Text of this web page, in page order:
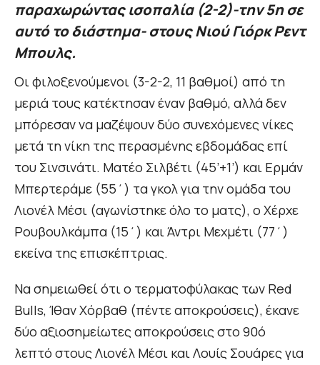
παραχωρώντας ισοπαλία (2-2)-την 5η σε
αυτό το διάστημα- στους Νιού Γιόρκ Ρεντ
Μπουλς.
Οι φιλοξενούμενοι (3-2-2, 11 βαθμοί) από τη
μεριά τους κατέκτησαν έναν βαθμό, αλλά δεν
μπόρεσαν να μαζέψουν δύο συνεχόμενες νίκες
μετά τη νίκη της περασμένης εβδομάδας επί
του Σινσινάτι. Ματέο Σιλβέτι (45’+1’) και Ερμάν
Μπερτεράμε (55΄) τα γκολ για την ομάδα του
Λιονέλ Μέσι (αγωνίστηκε όλο το ματς), ο Χέρχε
Ρουβουλκάμπα (15΄) και Άντρι Μεχμέτι (77΄)
εκείνα της επισκέπτριας.
Να σημειωθεί ότι ο τερματοφύλακας των Red
Bulls, Ίθαν Χόρβαθ (πέντε αποκρούσεις), έκανε
δύο αξιοσημείωτες αποκρούσεις στο 90ό
λεπτό στους Λιονέλ Μέσι και Λουίς Σουάρες για